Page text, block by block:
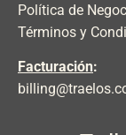
Política de
Términos y
Facturación: